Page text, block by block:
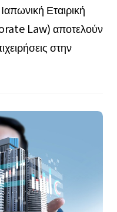
Εταιρική
Law) αποτελούν
στην